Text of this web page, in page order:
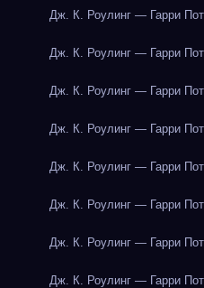
Дж. К. Роулинг — Гарри
Дж. К. Роулинг — Гарри
Дж. К. Роулинг — Гарри
Дж. К. Роулинг — Гарри
Дж. К. Роулинг — Гарри
Дж. К. Роулинг — Гарри
Дж. К. Роулинг — Гарри
Дж. К. Роулинг — Гарри